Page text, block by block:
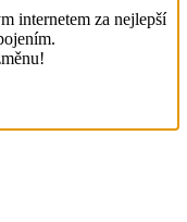
internetem za nejlepší